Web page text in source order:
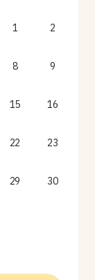
1 2
8 9
15 16
22 23
29 30